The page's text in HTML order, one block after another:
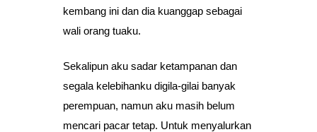
kembang ini dan dia kuanggap sebagai
wali orang tuaku.
Sekalipun aku sadar ketampanan dan
segala kelebihanku digila-gilai banyak
perempuan, namun aku masih belum
mencari pacar tetap. Untuk menyalurkan